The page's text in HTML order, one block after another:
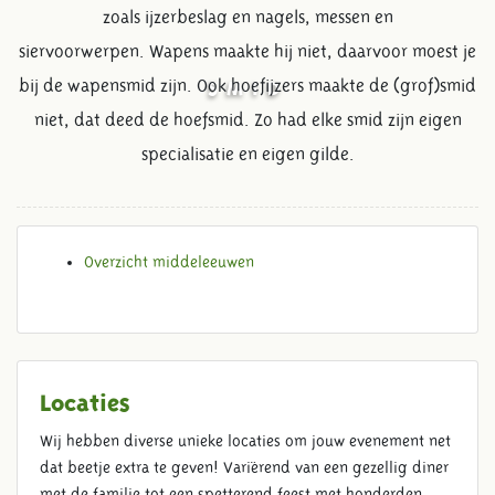
SMID
zoals ijzerbeslag en nagels, messen en
siervoorwerpen. Wapens maakte hij niet, daarvoor moest je
bij de wapensmid zijn. Ook hoefijzers maakte de (grof)smid
niet, dat deed de hoefsmid. Zo had elke smid zijn eigen
specialisatie en eigen gilde.
Overzicht middeleeuwen
Locaties
Wij hebben diverse unieke locaties om jouw evenement net
dat beetje extra te geven! Variërend van een gezellig diner